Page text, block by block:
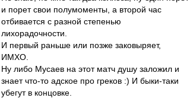
и порет свои полумоменты, а второй час
отбивается с разной степенью
лихорадочности.
И первый раньше или позже заковыряет,
ИМХО.
Ну либо Мусаев на этот матч душу заложил и
знает что-то адское про греков :) И быки-таки
убегут в концовке.